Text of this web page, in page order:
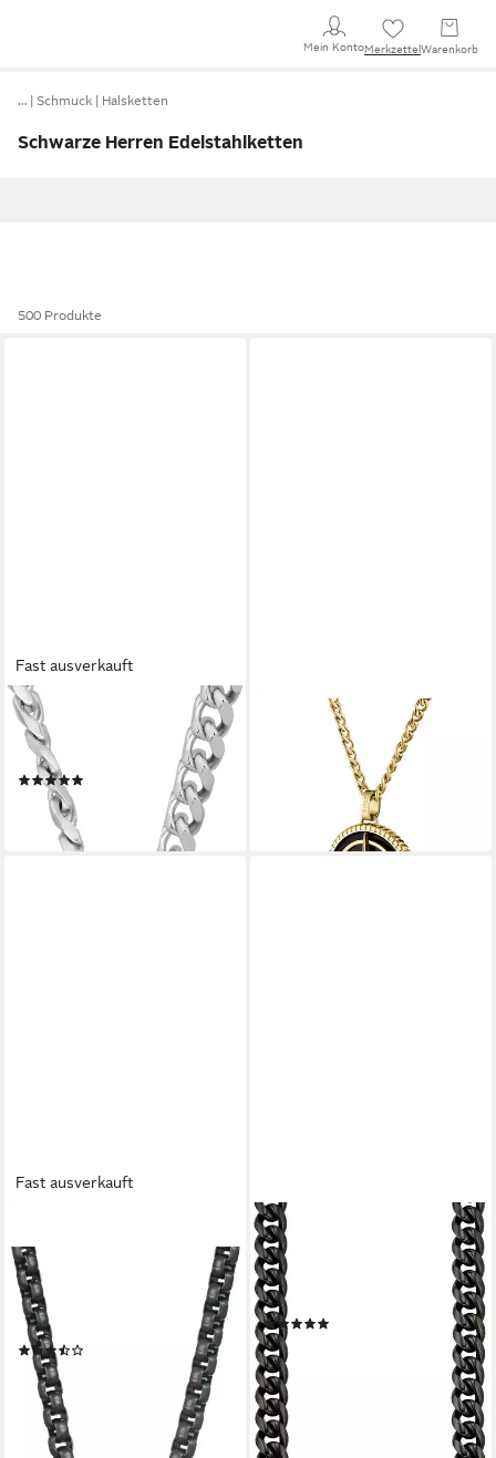
Mein KontoMerkzettel Warenkorb
… Schmuck Halsketten
Schwarze Herren Edelstahlketten
500 Produkte
Fast ausverkauft
BOSS
Kette mit Anhänger KASSY
EMBLEM, mit Emaille
129,00 €
lieferbar - in 2-3 Werktagen bei dir
Kette mit Anhänger NORTH
lieferbar - in 2-3 Werktagen bei dir
Fast ausverkauft
Edelstahlkette Schmuck
Geschenk
Venezianerkettengliederung,
2,5 mm breit
ab 15,96 €
-11%
lieferbar - in 2-3 Werktagen bei dir
BRUNO BANANI
Edelstahlkette Schmuck
Geschenk Halsschmuck
Halskette
29,00 €
lieferbar - in 2-3 Werktagen bei dir